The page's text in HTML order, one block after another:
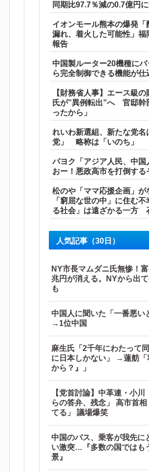
同期比97.7％減の0.7億円
イオンモール熊本の爆発「
漏れ、着火した可能性」福
報告
中国製ルーター20機種に
ら完全制御できる機能が仕
【財務省人事】エース級
氏が”異例転出”へ 官邸幹
ったから」
れいわ新選組、新たな党名
党」 略称は「いのち」
パヨク「アジア人民、中国
おー！悪政高市を打倒する
松のや「ママ応援企画」が
「窮屈な世の中」に住む
る社会」は遠ざかる一方
人気記事（30日）
NY市長マムダニ氏無惨！
兆円が消える。NYから出
も
中国人に聞いた「一番悪
→1位中国
麻生氏「2千年にわたって
に日本しかない」 →蓮舫「
から？』」
【党首討論】中革連・小
らの答弁、残念」 高市首
てる」 議場爆笑
中国のバス、乗客が我先に
い激突…『多数の国ではも
景』